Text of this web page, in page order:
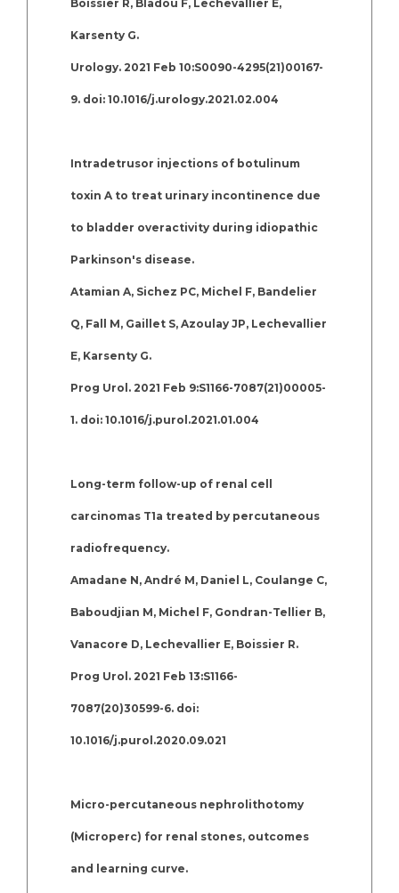
Boissier R, Bladou F, Lechevallier E,
Karsenty G.
Urology. 2021 Feb 10:S0090-4295(21)00167-
9. doi: 10.1016/j.urology.2021.02.004
Intradetrusor injections of botulinum
toxin A to treat urinary incontinence due
to bladder overactivity during idiopathic
Parkinson's disease.
Atamian A, Sichez PC, Michel F, Bandelier
Q, Fall M, Gaillet S, Azoulay JP, Lechevallier
E, Karsenty G.
Prog Urol. 2021 Feb 9:S1166-7087(21)00005-
1. doi: 10.1016/j.purol.2021.01.004
Long-term follow-up of renal cell
carcinomas T1a treated by percutaneous
radiofrequency.
Amadane N, André M, Daniel L, Coulange C,
Baboudjian M, Michel F, Gondran-Tellier B,
Vanacore D, Lechevallier E, Boissier R.
Prog Urol. 2021 Feb 13:S1166-
7087(20)30599-6. doi:
10.1016/j.purol.2020.09.021
Micro-percutaneous nephrolithotomy
(Microperc) for renal stones, outcomes
and learning curve.